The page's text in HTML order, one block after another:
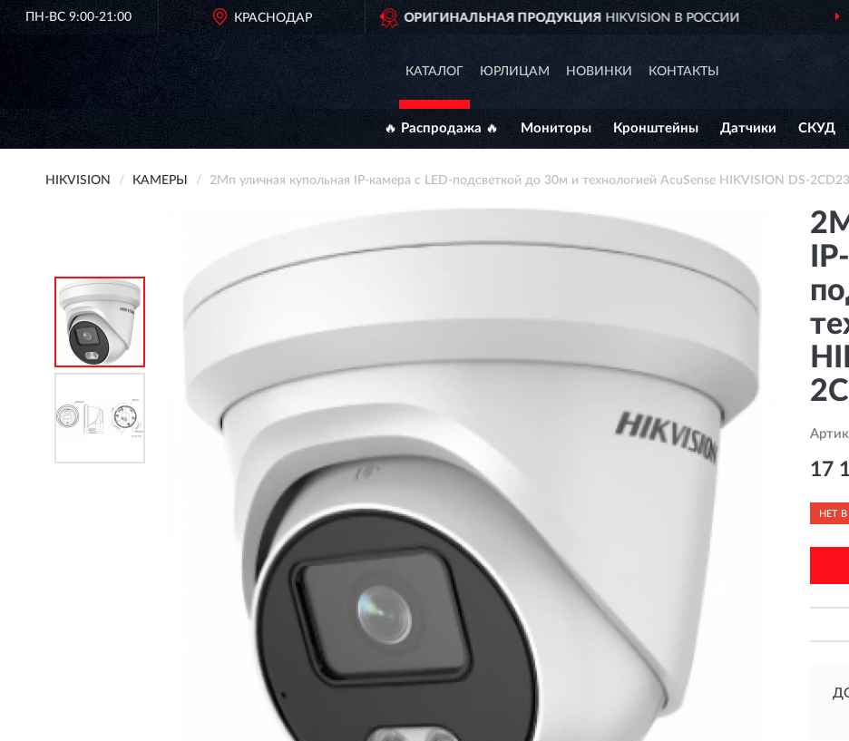
ПН-ВС 9:00-21:00 КРАСНОДАР
ОРИГИНАЛЬНАЯ ПРОДУКЦИЯHIKVISION В РОССИИ ДОСТАВИМПО ВСЕЙ РОССИИ
КАТАЛОГ ЮРЛИЦАМ НОВИНКИ КОНТАКТЫ
🔥 Распродажа 🔥 Мониторы Кронштейны Датчики СКУД
HIKVISION КАМЕРЫ 2Мп уличная купольная IP-камера с LED-подсветкой до 30м и технологией AcuSense HIKVISION DS-
17
НЕТ